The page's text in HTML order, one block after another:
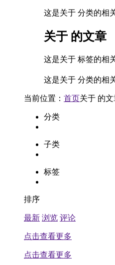
这是关于 分类的相
关于 的文章
这是关于 标签的相
这是关于 分类的相
当前位置： 首页关于 的
分类
子类
标签
排序
最新 浏览 评论
点击查看更多
点击查看更多